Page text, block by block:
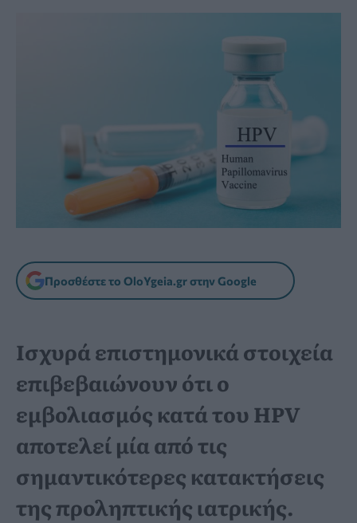
Προσθέστε το OloYgeia.gr στην Google
Ισχυρά επιστημονικά στοιχεία
επιβεβαιώνουν ότι ο
εμβολιασμός κατά του HPV
αποτελεί μία από τις
σημαντικότερες κατακτήσεις
της προληπτικής ιατρικής.